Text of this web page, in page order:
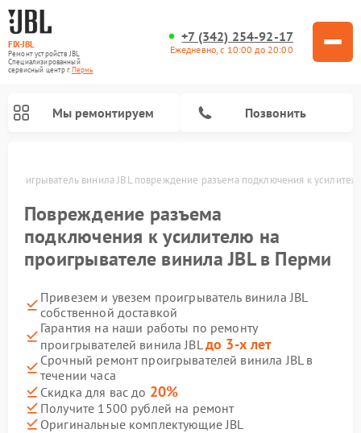
FIX-JBL
Ремонт устройств JBL
Специализированный
cервисный центр г.Пермь
+7 (342) 254-92-17
Ежедневно, с 10:00 до 20:00
Мы ремонтируем Позвонить
Проигрыватель винила JBL повреждение разъема подключения к
Повреждение разъема
подключения к усилителю на
проигрывателе винила JBL в Перми
Привезем и увезем проигрыватель винила JBL
собственной доставкой
Гарантия на наши работы по ремонту
проигрывателей винила JBLдо 3-х лет
Срочный ремонт проигрывателей винила JBL в
течении часа
Скидка для вас до 20%
Получите 1500 рублей на ремонт
Оригинальные комплектующие JBL